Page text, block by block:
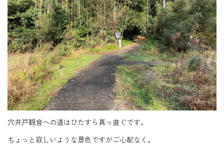
穴井戸観音への道はひたすら真っ直ぐです。
ちょっと寂しいような景色ですがご心配なく。